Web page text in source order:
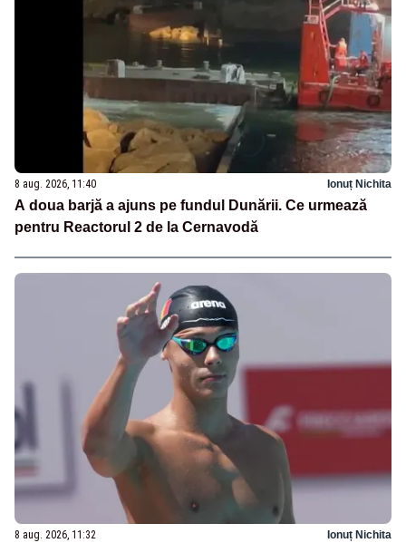
8 aug. 2026, 11:40 Ionuț Nichita
A doua barjă a ajuns pe fundul Dunării. Ce urmează
pentru Reactorul 2 de la Cernavodă
8 aug. 2026, 11:32 Ionuț Nichita